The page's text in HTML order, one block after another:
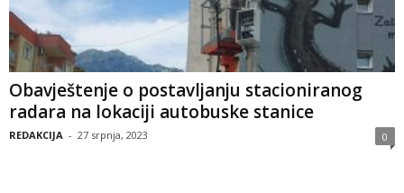
Obavještenje o postavljanju stacioniranog
radara na lokaciji autobuske stanice
REDAKCIJA - 27 srpnja, 2023 0